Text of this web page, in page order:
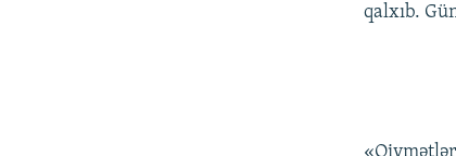
qalxıb.